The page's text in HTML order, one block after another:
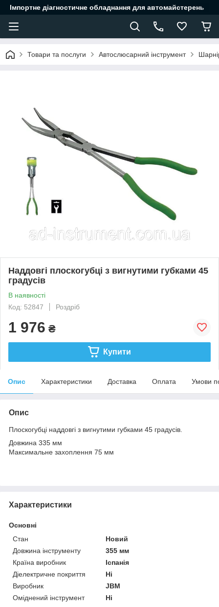
Імпортне діагностичне обладнання для автомайстерень
Товари та послуги Автослюсарний інструмент
Наддовгі плоскогубці з вигнутими губками 45
градусів
В наявності
Код: 52847
Роздріб
1 976 ₴
Купити
Опис Характеристики Доставка Оплата Умови
Опис
Плоскогубці наддовгі з вигнутими губками 45 градусів.
Довжина 335 мм
Максимальне захоплення 75 мм
Характеристики
Основні
Стан
Новий
Довжина інструменту
355 мм
Країна виробник
Іспанія
Діелектричне покриття
Ні
Виробник
JBM
Оміднений інструмент
Ні